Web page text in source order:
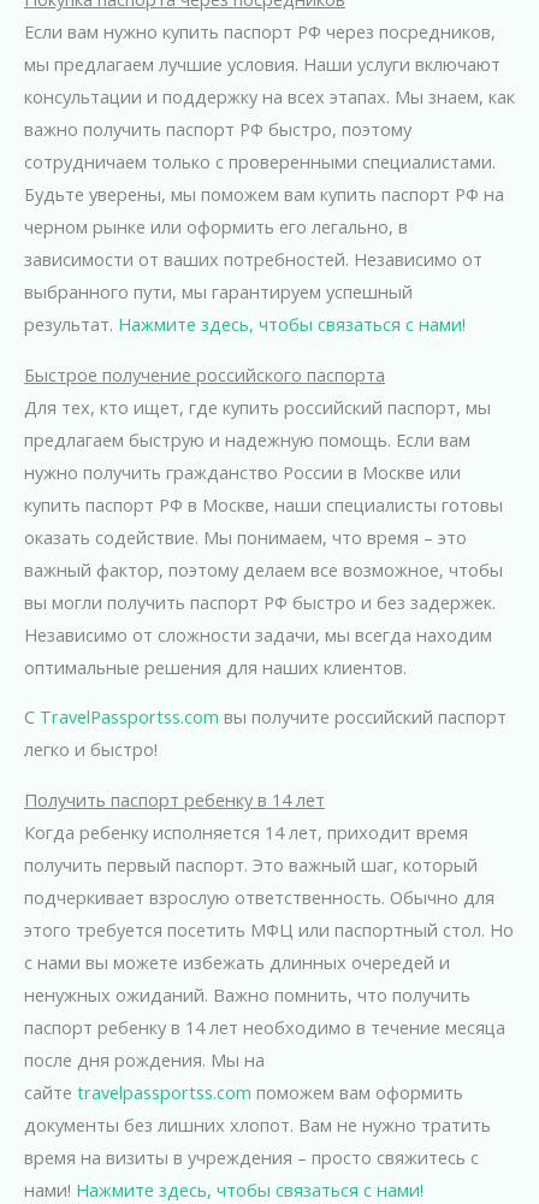
Если вам нужно купить паспорт РФ через посредников,
мы предлагаем лучшие условия. Наши услуги включают
консультации и поддержку на всех этапах. Мы знаем, как
важно получить паспорт РФ быстро, поэтому
сотрудничаем только с проверенными специалистами.
Будьте уверены, мы поможем вам купить паспорт РФ на
черном рынке или оформить его легально, в
зависимости от ваших потребностей. Независимо от
выбранного пути, мы гарантируем успешный
результат. Нажмите здесь, чтобы связаться с нами!
Быстрое получение российского паспорта
Для тех, кто ищет, где купить российский паспорт, мы
предлагаем быструю и надежную помощь. Если вам
нужно получить гражданство России в Москве или
купить паспорт РФ в Москве, наши специалисты готовы
оказать содействие. Мы понимаем, что время – это
важный фактор, поэтому делаем все возможное, чтобы
вы могли получить паспорт РФ быстро и без задержек.
Независимо от сложности задачи, мы всегда находим
оптимальные решения для наших клиентов.
С TravelPassportss.com вы получите российский паспорт
легко и быстро!
Получить паспорт ребенку в 14 лет
Когда ребенку исполняется 14 лет, приходит время
получить первый паспорт. Это важный шаг, который
подчеркивает взрослую ответственность. Обычно для
этого требуется посетить МФЦ или паспортный стол. Но
с нами вы можете избежать длинных очередей и
ненужных ожиданий. Важно помнить, что получить
паспорт ребенку в 14 лет необходимо в течение месяца
после дня рождения. Мы на
сайте travelpassportss.com поможем вам оформить
документы без лишних хлопот. Вам не нужно тратить
время на визиты в учреждения – просто свяжитесь с
нами! Нажмите здесь, чтобы связаться с нами!